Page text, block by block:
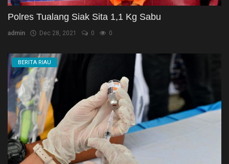
Polres Tualang Siak Sita 1,1 Kg Sabu
admin Dec 28, 2021 0 0
BERITA RIAU